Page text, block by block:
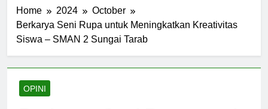
Home 2024
October
Berkarya Seni Rupa untuk Meningkatkan Kreativitas
Siswa – SMAN 2 Sungai Tarab
OPINI